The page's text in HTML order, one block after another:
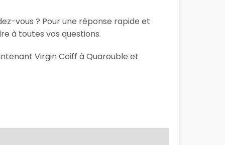
vous ? Pour une réponse rapide et
à toutes vos questions.
Virgin Coiff à Quarouble et